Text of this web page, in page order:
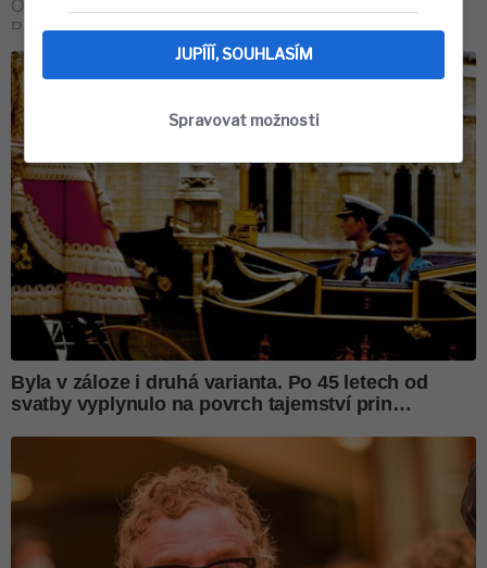
JUPÍÍÍ, SOUHLASÍM
Spravovat možnosti